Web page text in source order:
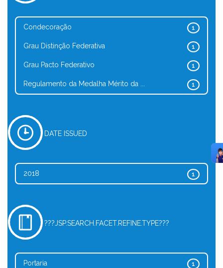
1
Condecoração
1
Grau Distinção Federativa
1
Grau Pacto Federativo
1
Regulamento da Medalha Mérito da ...
DATE ISSUED
1
2018
???JSP.SEARCH.FACET.REFINE.TYPE???
1
Portaria